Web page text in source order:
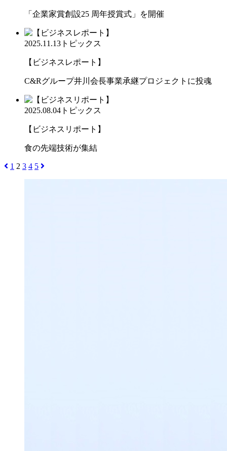
「企業家賞創設25 周年授賞式」を開催
2025.11.13 トピックス
【ビジネスレポート】
C&Rグループ井川会長事業承継プロジェクトに投魂
2025.08.04 トピックス
【ビジネスリポート】
食の先端技術が集結
1 2 3 4 5